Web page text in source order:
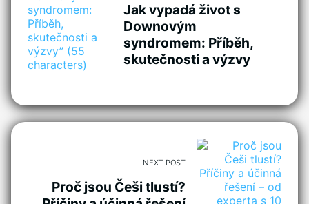
Jak vypadá život s
Downovým
syndromem: Příběh,
skutečnosti a výzvy
NEXT POST
Proč jsou Češi tlustí?